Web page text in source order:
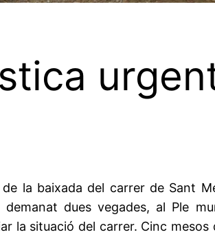
la baixada del carrer de Sant
dues vegades, al Ple
la situació del carrer. Cinc mesos